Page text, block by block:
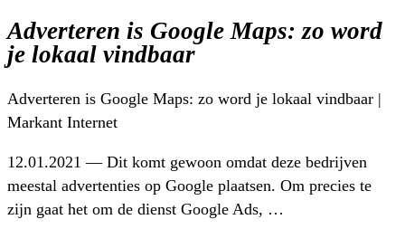
Adverteren is Google Maps: zo word
je lokaal vindbaar
Adverteren is Google Maps: zo word je lokaal vindbaar |
Markant Internet
12.01.2021 — Dit komt gewoon omdat deze bedrijven
meestal advertenties op Google plaatsen. Om precies te
zijn gaat het om de dienst Google Ads, …